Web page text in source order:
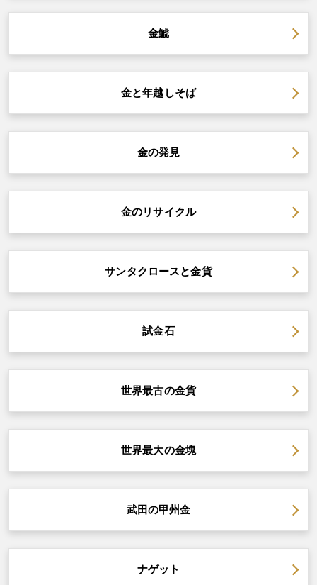
金鯱
金と年越しそば
金の発見
金のリサイクル
サンタクロースと金貨
試金石
世界最古の金貨
世界最大の金塊
武田の甲州金
ナゲット